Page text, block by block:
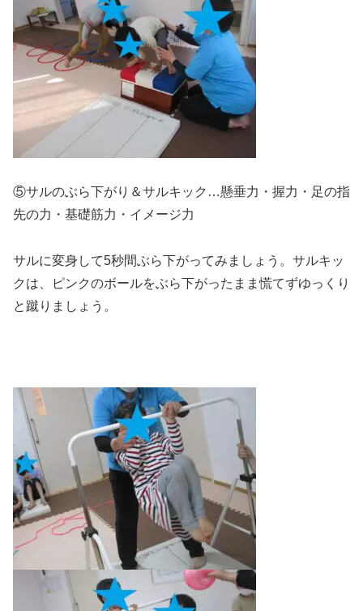
⑤サルのぶら下がり＆サルキック…懸垂力・握力・足の指
先の力・基礎筋力・イメージ力
サルに変身して5秒間ぶら下がってみましょう。サルキッ
クは、ピンクのボールをぶら下がったまま慌てずゆっくり
と蹴りましょう。